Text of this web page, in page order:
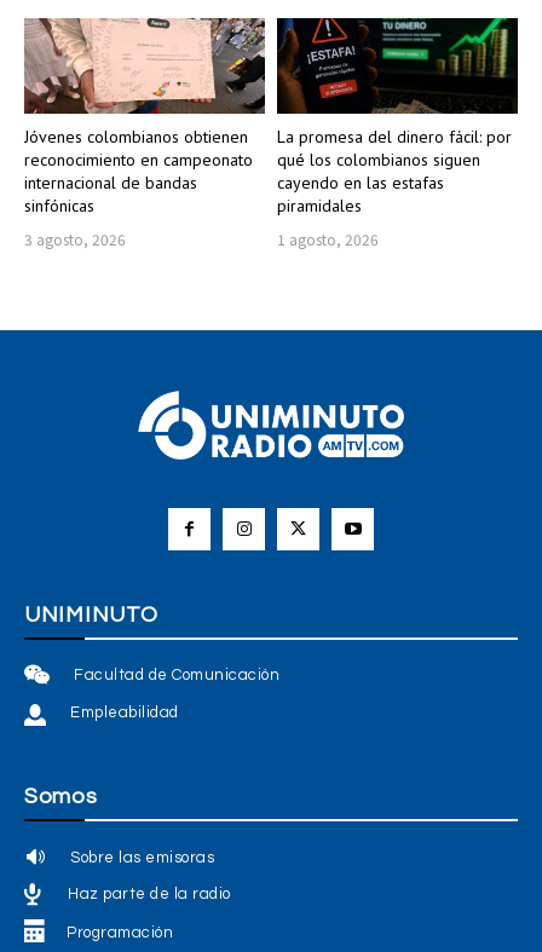
Jóvenes colombianos obtienen
reconocimiento en campeonato
internacional de bandas
sinfónicas
3 agosto, 2026
La promesa del dinero fácil: por
qué los colombianos siguen
cayendo en las estafas
piramidales
1 agosto, 2026
UNIMINUTO
Facultad de Comunicación
Empleabilidad
Somos
Sobre las emisoras
Haz parte de la radio
Programación